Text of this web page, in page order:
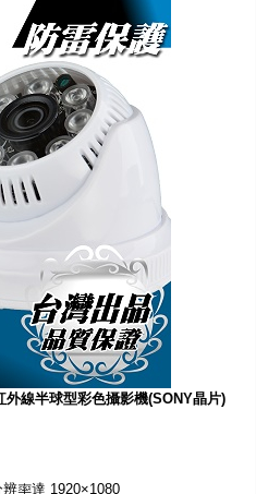
線半球型彩色攝影機(SONY晶片)
率達 1920×1080